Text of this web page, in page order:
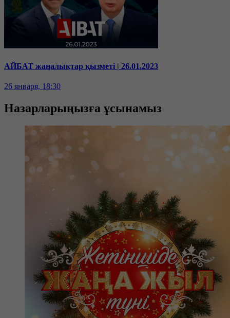
АЙБАТ жаңалықтар қызметі | 26.01.2023
26 января, 18:30
Назарларыңызға ұсынамыз